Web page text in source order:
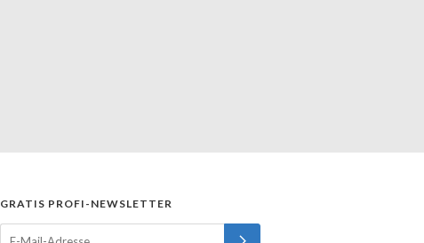
GRATIS PROFI-NEWSLETTER